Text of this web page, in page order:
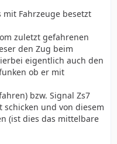
Fahrzeuge besetzt
zuletzt gefahrenen
den Zug beim
eigentlich auch den
ob er mit
bzw. Signal Zs7
und von diesem
(ist dies das mittelbare